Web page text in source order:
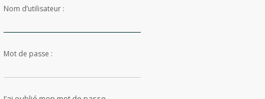
Nom d’utilisateur :
Mot de passe :